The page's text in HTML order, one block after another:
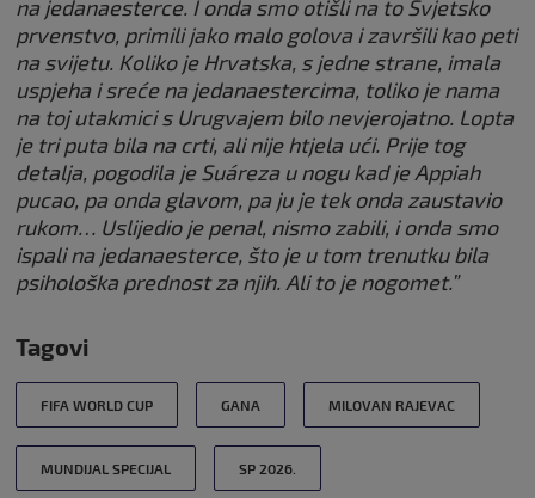
na jedanaesterce. I onda smo otišli na to Svjetsko
prvenstvo, primili jako malo golova i završili kao peti
na svijetu. Koliko je Hrvatska, s jedne strane, imala
uspjeha i sreće na jedanaestercima, toliko je nama
na toj utakmici s Urugvajem bilo nevjerojatno. Lopta
je tri puta bila na crti, ali nije htjela ući. Prije tog
detalja, pogodila je Suáreza u nogu kad je Appiah
pucao, pa onda glavom, pa ju je tek onda zaustavio
rukom… Uslijedio je penal, nismo zabili, i onda smo
ispali na jedanaesterce, što je u tom trenutku bila
psihološka prednost za njih. Ali to je nogomet.”
Tagovi
FIFA WORLD CUP GANA MILOVAN RAJEVAC
MUNDIJAL SPECIJAL SP 2026.